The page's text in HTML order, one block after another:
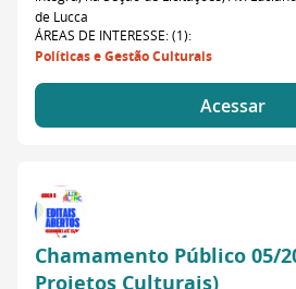
de Lucca
ÁREAS DE INTERESSE: (1):
Políticas e Gestão Culturais
Acessar
Chamamento Público 05/
Projetos Culturais)